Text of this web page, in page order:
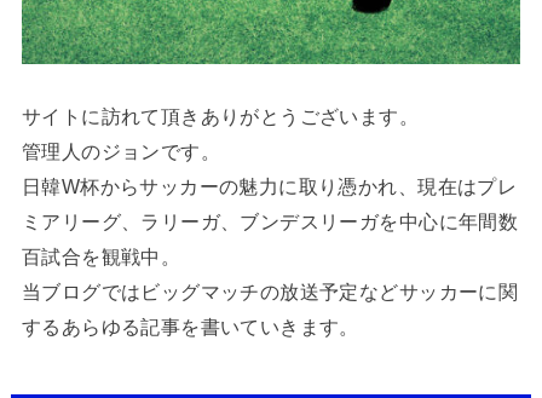
サイトに訪れて頂きありがとうございます。
管理人のジョンです。
日韓W杯からサッカーの魅力に取り憑かれ、現在はプレ
ミアリーグ、ラリーガ、ブンデスリーガを中心に年間数
百試合を観戦中。
当ブログではビッグマッチの放送予定などサッカーに関
するあらゆる記事を書いていきます。